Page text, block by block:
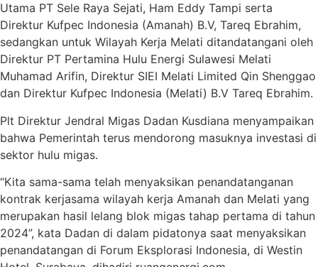
Utama PT Sele Raya Sejati, Ham Eddy Tampi serta
Direktur Kufpec Indonesia (Amanah) B.V, Tareq Ebrahim,
sedangkan untuk Wilayah Kerja Melati ditandatangani oleh
Direktur PT Pertamina Hulu Energi Sulawesi Melati
Muhamad Arifin, Direktur SIEI Melati Limited Qin Shenggao
dan Direktur Kufpec Indonesia (Melati) B.V Tareq Ebrahim.
Plt Direktur Jendral Migas Dadan Kusdiana menyampaikan
bahwa Pemerintah terus mendorong masuknya investasi di
sektor hulu migas.
“Kita sama-sama telah menyaksikan penandatanganan
kontrak kerjasama wilayah kerja Amanah dan Melati yang
merupakan hasil lelang blok migas tahap pertama di tahun
2024”, kata Dadan di dalam pidatonya saat menyaksikan
penandatangan di Forum Eksplorasi Indonesia, di Westin